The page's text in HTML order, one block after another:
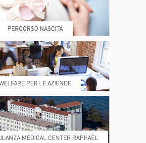
MY POLI
REPARTI
ORA MAGAZINE
PERCORSO NASCITA
PER LE AZIENDE
MEDICAL CENTER RAPHAËL